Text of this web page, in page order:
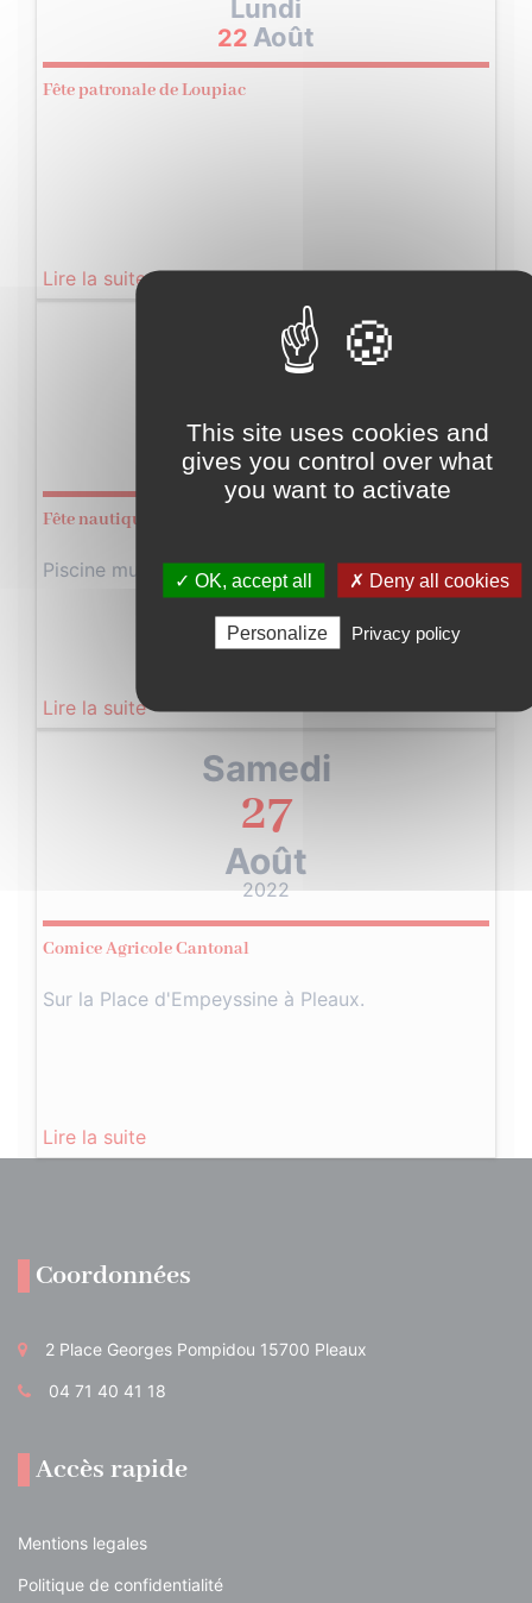
Lundi
22 Août
Fête patronale de Loupiac
Lire la suite
Samedi
20
Août
2022
Fête nautique
Piscine municipale de Pleaux
Lire la suite
Samedi
27
Août
2022
Comice Agricole Cantonal
Sur la Place d'Empeyssine à Pleaux.
Lire la suite
Coordonnées
2 Place Georges Pompidou 15700 Pleaux
04 71 40 41 18
Accès rapide
Mentions legales
Politique de confidentialité
This site uses cookies and
gives you control over what
you want to activate
✓ OK, accept all ✗ Deny all cookies
Personalize Privacy policy